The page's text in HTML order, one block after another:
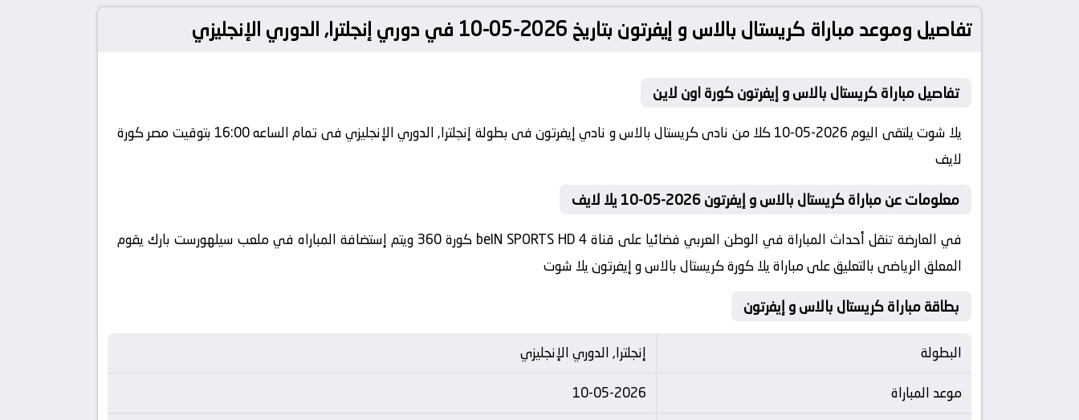
تفاصيل وموعد مباراة كريستال بالاس و إيفرتون بتاريخ 2026-05-10 في دوري إنجلترا, الدوري الإنجليزي
تفاصيل مباراة كريستال بالاس و إيفرتون كورة اون لاين
يلا شوت يلتقى اليوم 2026-05-10 كلا من نادى كريستال بالاس و نادي إيفرتون فى بطولة إنجلترا, الدوري الإنجليزي فى تمام الساعه 16:00 بتوقيت مصر كورة
لايف
معلومات عن مباراة كريستال بالاس و إيفرتون 2026-05-10 يلا لايف
في العارضة تنقل أحداث المباراة في الوطن العربي فضائيا على قناة beIN SPORTS HD 4 كورة 360 ويتم إستضافة المباراه في ملعب سيلهورست بارك يقوم
المعلق الرياضى بالتعليق على مباراة يلا كورة كريستال بالاس و إيفرتون يلا شوت
بطاقة مباراة كريستال بالاس و إيفرتون
البطولة
إنجلترا, الدوري الإنجليزي
موعد المباراة
10-05-2026